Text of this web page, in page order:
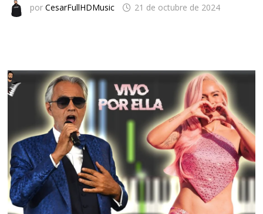
porCesarFullHDMusic 21 de octubre de 2024